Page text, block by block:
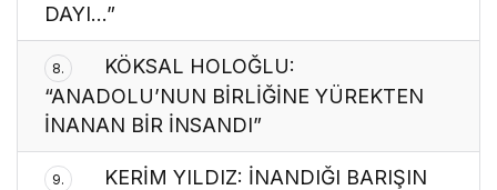
DAYI…”
8.
KÖKSAL HOLOĞLU:
“ANADOLU’NUN BİRLİĞİNE YÜREKTEN
İNANAN BİR İNSANDI”
9.
KERİM YILDIZ: İNANDIĞI BARIŞIN